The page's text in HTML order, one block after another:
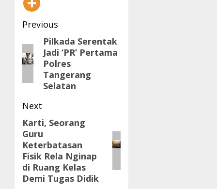
Post
navigation
Previous
Previous
post:
Pilkada Serentak
Jadi ‘PR’ Pertama
Polres
Tangerang
Selatan
Next
Next
post:
Karti, Seorang
Guru
Keterbatasan
Fisik Rela Nginap
di Ruang Kelas
Demi Tugas Didik